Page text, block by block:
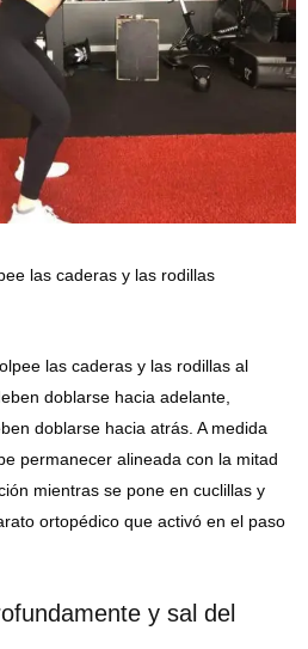
las caderas y las rodillas
las caderas y las rodillas al
doblarse hacia adelante,
doblarse hacia atrás. A medida
permanecer alineada con la mitad
mientras se pone en cuclillas y
ortopédico que activó en el paso
y sal del